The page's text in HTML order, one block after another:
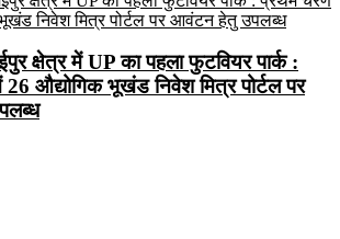
क्षेत्र में UP का पहला फुटवियर पार्क :
औद्योगिक भूखंड निवेश मित्र पोर्टल पर